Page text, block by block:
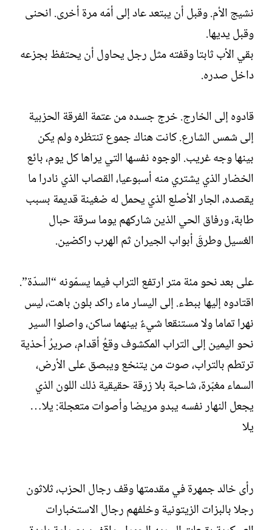
نشيج الأم. وقبل أن يبتعد عاد إلى أمّه مرة أخرى. انحنى
وقبل يديها.
بقي الأب ثابتا وقفته مثل رجل يحاول أن يحتفظ بجزعه
داخل صدره.
قادوه إلى الخارج. خرج جسده من عتمة الفرقة الحزبية
إلى شمس الشارع. كانت هناك جموع تنتظره ولم يكن
بينها وجه غريب. الوجوه نفسها التي يراها كل يوم، بائع
الخضار الذي يشتري منه أسبوعيا، القصاب الذي نادرا ما
يقصده، الجار الأصلع الذي يحمل له ضغينة قديمة بسبب
طابة، ورفاق الحي الذين شاركهم يوما سرقة حبال
الغسيل وطرقَ أبواب الجيران ثم الهرب راكضين.
على بعد نحو مئة متر ارتفع التراب فيما يسمّونه “السدّة”.
اقتادوه إليها ببطء. إلى اليسار ماء راكد بلون باهت، ليس
نهرا تماما ولا مستنقعا شيءٌ بينهما ساكن، واصلوا السير
نحو اليمين إلى التراب المكشوف وقعُ أقدام، صريرُ أحذية
ترتطم بالتراب، صوت من يتنخع ويبصق على الأرض،
السماء مغبّرة، شاحبة بلا زرقة حقيقية ذلك اللون الذي
يجعل النهار نفسه يبدو مريضا وأصوات متعجلة: يلا…
يلا
رأى خالد جمهرة في مقدمتها وقف رجال الحزب، ثلاثون
رجلا بالبزات الزيتونية وخلفهم رجال الاستخبارات